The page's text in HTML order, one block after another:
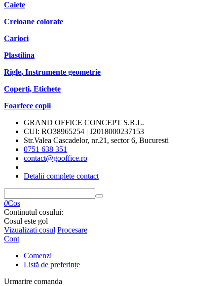
Caiete
Creioane colorate
Carioci
Plastilina
Rigle, Instrumente geometrie
Coperti, Etichete
Foarfece copii
GRAND OFFICE CONCEPT S.R.L.
CUI: RO38965254 | J2018000237153
Str.Valea Cascadelor, nr.21, sector 6, Bucuresti
0751 638 351
contact@gooffice.ro
Detalii complete contact
0Cos
Continutul cosului:
Cosul este gol
Vizualizati cosul Procesare
Cont
Comenzi
Listă de preferințe
Urmarire comanda